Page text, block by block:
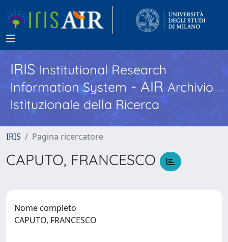
IRISInstitutional Research
Information System - AIR Archivio
Istituzionale della Ricerca
IRIS Pagina ricercatore
CAPUTO, FRANCESCO
Nome completo
CAPUTO, FRANCESCO